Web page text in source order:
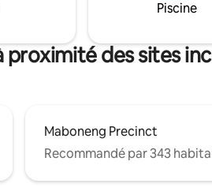
d'un trou de forage
la climatisation.
Piscine
proximité des sites
Maboneng Precinct
Recommandé par 343